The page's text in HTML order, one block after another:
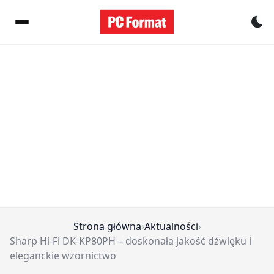
Strona główna›Aktualności›
Sharp Hi-Fi DK-KP80PH – doskonała jakość dźwięku i
eleganckie wzornictwo